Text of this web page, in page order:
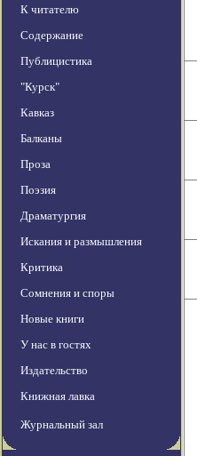
К читателю
Содержание
Публицистика
"Курск"
Кавказ
Балканы
Проза
Поэзия
Драматургия
Искания и размышления
Критика
Сомнения и споры
Новые книги
У нас в гостях
Издательство
Книжная лавка
Журнальный зал